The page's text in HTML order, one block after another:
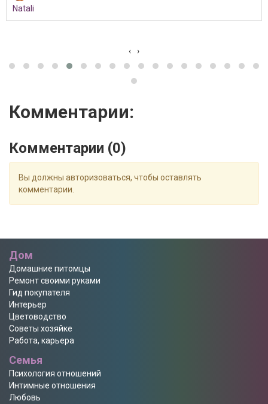
Natali
‹ ›
Комментарии:
Комментарии (0)
Вы должны авторизоваться, чтобы оставлять
комментарии.
Дом
Домашние питомцы
Ремонт своими руками
Гид покупателя
Интерьер
Цветоводство
Советы хозяйке
Работа, карьера
Семья
Психология отношений
Интимные отношения
Любовь